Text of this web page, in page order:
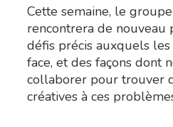
Cette semaine, le
rencontrera de nouveau
défis précis auxquels
face, et des façons dont
collaborer pour trouver
créatives à ces